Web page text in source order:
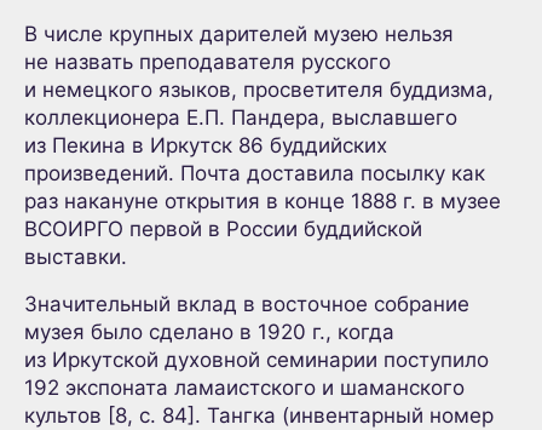
В числе крупных дарителей музею нельзя
не назвать преподавателя русского
и немецкого языков, просветителя буддизма,
коллекционера Е.П. Пандера, выславшего
из Пекина в Иркутск 86 буддийских
произведений. Почта доставила посылку как
раз накануне открытия в конце 1888 г. в музее
ВСОИРГО первой в России буддийской
выставки.
Значительный вклад в восточное собрание
музея было сделано в 1920 г., когда
из Иркутской духовной семинарии поступило
192 экспоната ламаистского и шаманского
культов [8, с. 84]. Тангка (инвентарный номер